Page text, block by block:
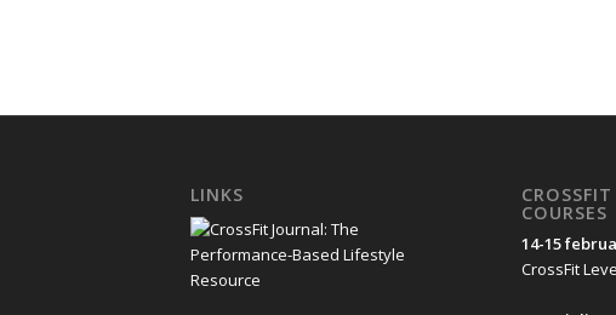
LINKS
COURSES
14-15
CrossFit